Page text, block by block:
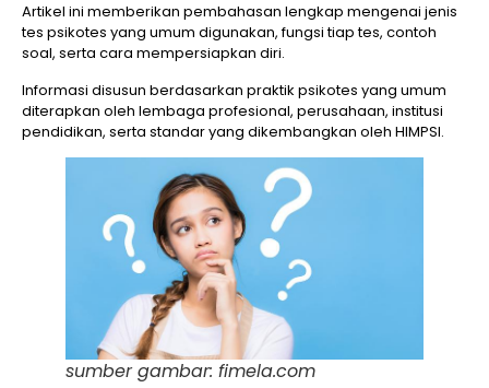
Artikel ini memberikan pembahasan lengkap mengenai jenis
tes psikotes yang umum digunakan, fungsi tiap tes, contoh
soal, serta cara mempersiapkan diri.
Informasi disusun berdasarkan praktik psikotes yang umum
diterapkan oleh lembaga profesional, perusahaan, institusi
pendidikan, serta standar yang dikembangkan oleh HIMPSI.
sumber gambar: fimela.com